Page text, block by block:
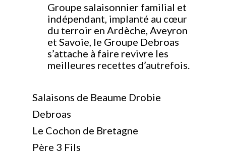
Groupe salaisonnier familial et
indépendant, implanté au cœur
du terroir en Ardèche, Aveyron
et Savoie, le Groupe Debroas
s’attache à faire revivre les
meilleures recettes d’autrefois.
Salaisons de Beaume Drobie
Debroas
Le Cochon de Bretagne
Père 3 Fils